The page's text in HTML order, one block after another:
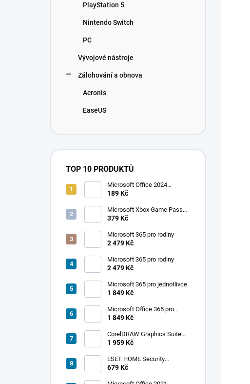
PlayStation 5
Nintendo Switch
PC
Vývojové nástroje
Zálohování a obnova
Acronis
EaseUS
TOP 10 PRODUKTŮ
Microsoft Office 2024
Professional Plus
189 Kč
Microsoft Xbox Game Pass
Ultimate 1 měsíc
379 Kč
Microsoft 365 pro rodiny
2 479 Kč
Microsoft 365 pro rodiny
2 479 Kč
Microsoft 365 pro jednotlivce
1 849 Kč
Microsoft Office 365 pro
jednotlivce
1 849 Kč
CorelDRAW Graphics Suite
2019
1 959 Kč
ESET HOME Security
Premium - 1 zařízení, 1 rok
679 Kč